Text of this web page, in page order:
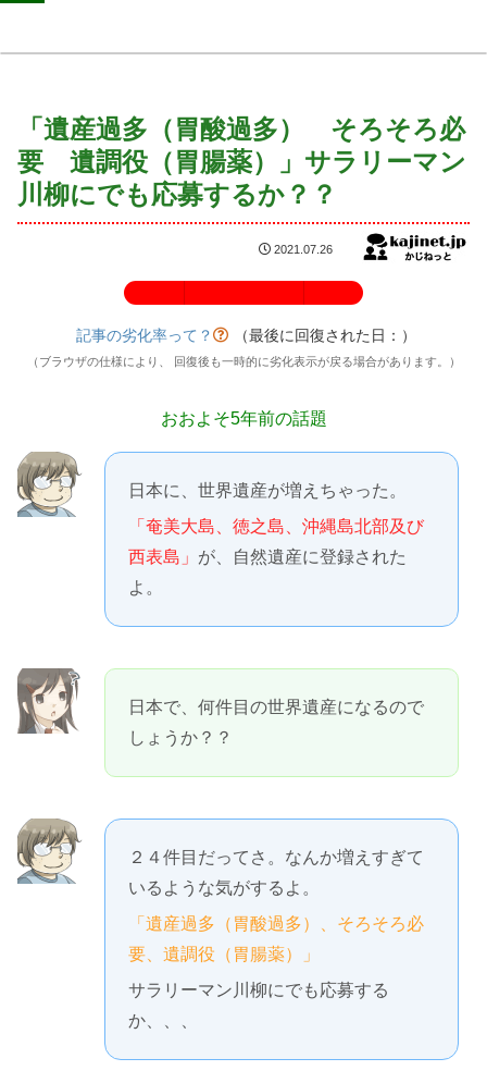
「遺産過多（胃酸過多） そろそろ必
要 遺調役（胃腸薬）」サラリーマン
川柳にでも応募するか？？
2021.07.26
記事の劣化率って？ （最後に回復された日： ）
（ブラウザの仕様により、 回復後も一時的に劣化表示が戻る場合があります。）
おおよそ5年前の話題
日本に、世界遺産が増えちゃった。
「奄美大島、徳之島、沖縄島北部及び
西表島」 が、自然遺産に登録された
よ。
日本で、何件目の世界遺産になるので
しょうか？？
２４件目だってさ。なんか増えすぎて
いるような気がするよ。
「遺産過多（胃酸過多）、そろそろ必
要、遺調役（胃腸薬）」
サラリーマン川柳にでも応募する
か、、、